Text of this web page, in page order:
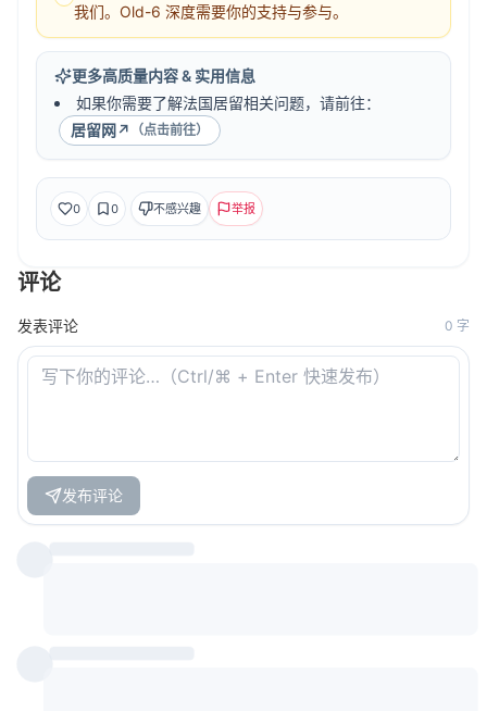
我们。Old-6 深度需要你的支持与参与。
更多高质量内容 & 实用信息
如果你需要了解法国居留相关问题，请前往：
居留网↗ （点击前往）
0 0 不感兴趣 举报
评论
发表评论 0 字
发布评论